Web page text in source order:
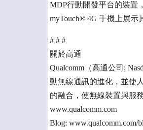
MDP行動開發平台的裝置
myTouch® 4G 手機上展示
# # #
關於高通
Qualcomm（高通公司;
動無線通訊的進化，並使
的融合，使無線裝置與服
www.qualcomm.com
Blog: www.qualcomm.com/